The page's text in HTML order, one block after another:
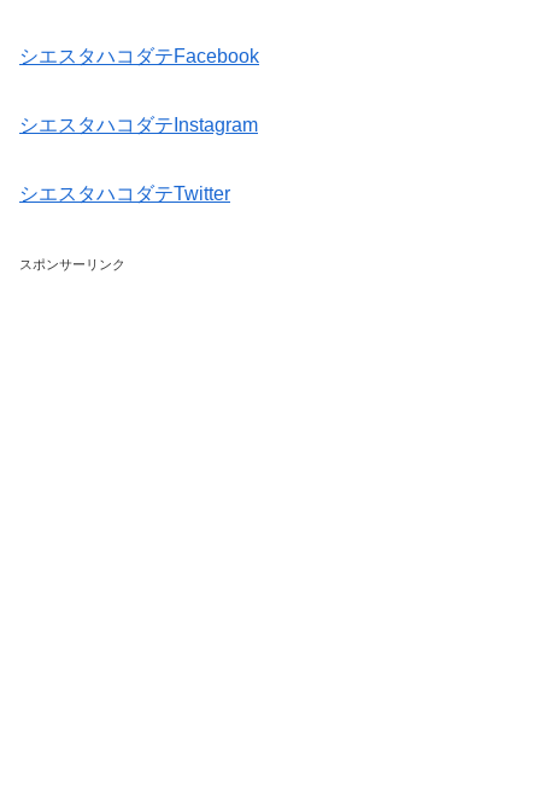
シエスタハコダテFacebook
シエスタハコダテInstagram
シエスタハコダテTwitter
スポンサーリンク